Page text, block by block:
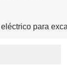
para